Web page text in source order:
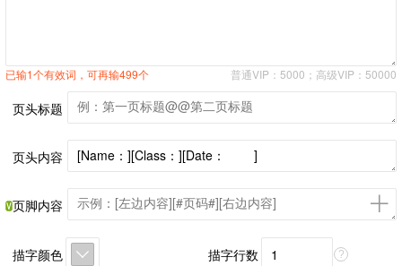
已输1个有效词，可再输499个 普通VIP：5000；高级VIP：50000
页头标题
页头内容
页脚内容
描字颜色 描字行数 ?